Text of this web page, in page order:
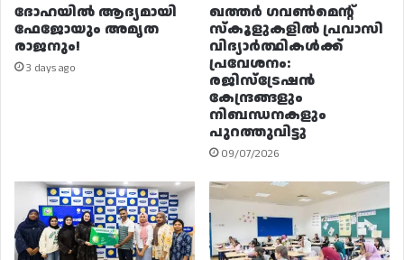
ദോഹയിൽ ആദ്യമായി
ഫേജോയും അമൃത
രാജനും!
3 days ago
ഖത്തർ ഗവൺമെന്റ്
സ്കൂളുകളിൽ പ്രവാസി
വിദ്യാർത്ഥികൾക്ക്
പ്രവേശനം:
രജിസ്ട്രേഷൻ
കേന്ദ്രങ്ങളും
നിബന്ധനകളും
പുറത്തുവിട്ടു
09/07/2026